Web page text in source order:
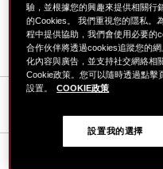
驗，並根據您的興趣來提供相關行
的Cookies。 我們重視您的隱私。
程中提供協助，我們會使用必要的
合作伙伴將透過cookies追蹤您的
化內容與廣告，並支持社交網絡相
Cookie政策。您可以隨時透過點擊
設置。
COOKIE政策
設置我的選擇